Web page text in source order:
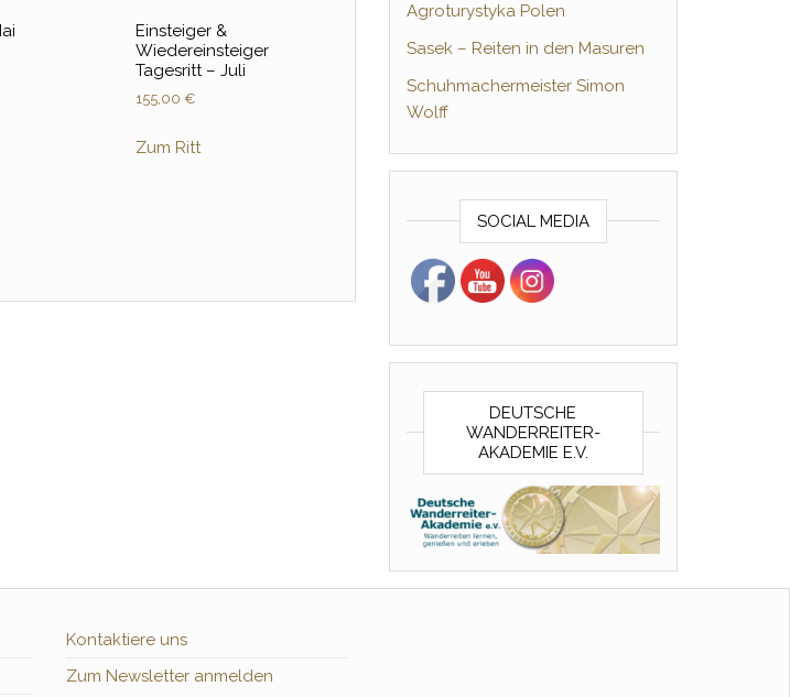
Einsteiger &
Wiedereinsteiger
Tagesritt – Juli
155,00 €
Zum Ritt
Agroturystyka Polen
Sasek – Reiten in den Masuren
Schuhmachermeister Simon
Wolff
SOCIAL MEDIA
DEUTSCHE
WANDERREITER-
AKADEMIE E.V.
Kontaktiere uns
Zum Newsletter anmelden